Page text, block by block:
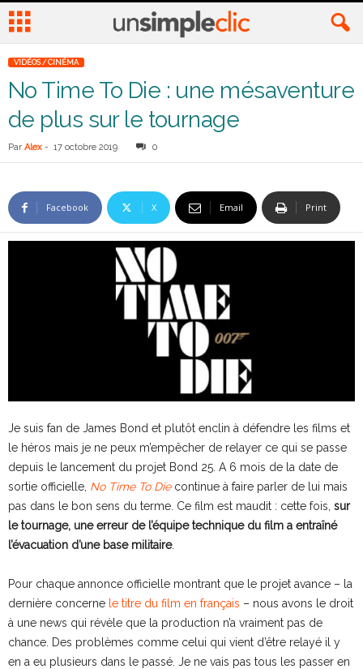
VIDÉOS / CINÉMA
No Time To Die : une mésaventure
de plus sur le tournage
Par Alex - 17 octobre 2019 0
Facebook X Email Print
Je suis fan de James Bond et plutôt enclin à défendre les films et
le héros mais je ne peux m’empêcher de relayer ce qui se passe
depuis le lancement du projet Bond 25. A 6 mois de la date de
sortie officielle, No Time To Diecontinue à faire parler de lui mais
pas dans le bon sens du terme. Ce film est maudit : cette fois, sur
le tournage, une erreur de l’équipe technique du film a entraîné
l’évacuation d’une base militaire.
Pour chaque annonce officielle montrant que le projet avance – la
dernière concerne le titre du film en français – nous avons le droit
à une news qui révèle que la production n’a vraiment pas de
chance. Des problèmes comme celui qui vient d’être relayé il y
en a eu plusieurs dans le passé. Je ne vais pas tous les passer en